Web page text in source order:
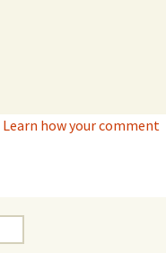
Learn how your comment